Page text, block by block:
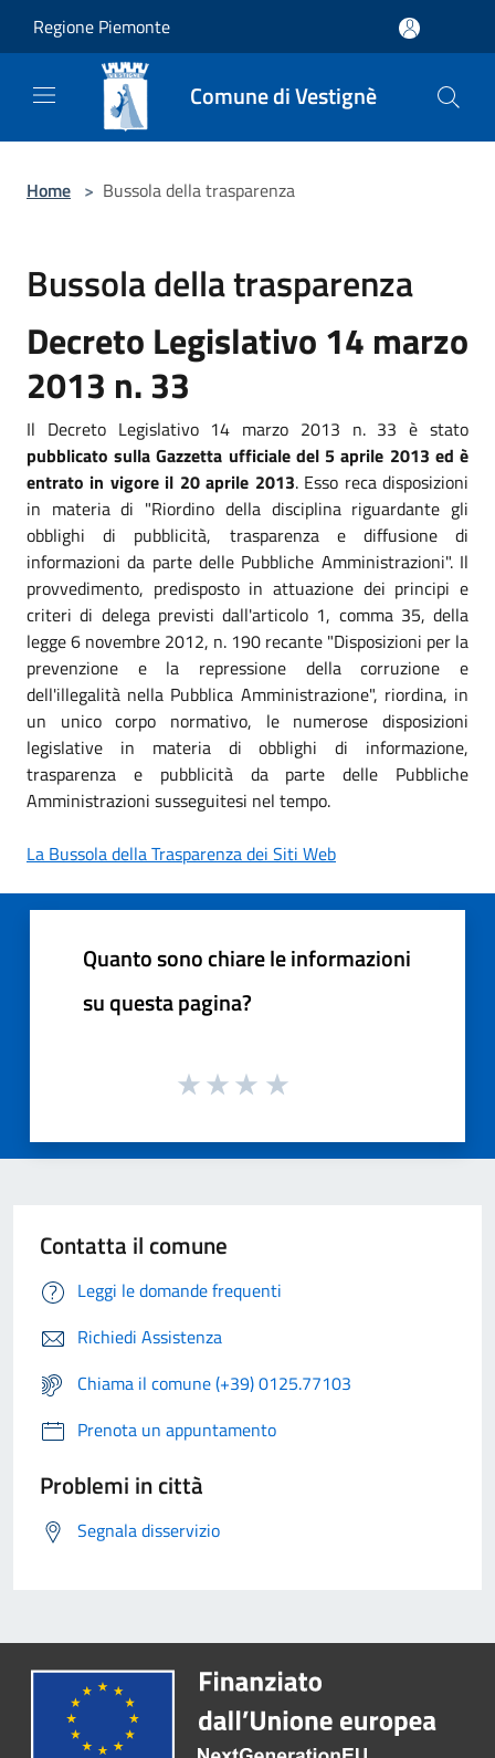
Regione Piemonte
Comune di Vestignè
Home > Bussola della trasparenza
Bussola della trasparenza
Decreto Legislativo 14 marzo
2013 n. 33
Il Decreto Legislativo 14 marzo 2013 n. 33 è stato
pubblicato sulla Gazzetta ufficiale del 5 aprile 2013 ed è
entrato in vigore il 20 aprile 2013. Esso reca disposizioni
in materia di "Riordino della disciplina riguardante gli
obblighi di pubblicità, trasparenza e diffusione di
informazioni da parte delle Pubbliche Amministrazioni". Il
provvedimento, predisposto in attuazione dei principi e
criteri di delega previsti dall'articolo 1, comma 35, della
legge 6 novembre 2012, n. 190 recante "Disposizioni per la
prevenzione e la repressione della corruzione e
dell'illegalità nella Pubblica Amministrazione", riordina, in
un unico corpo normativo, le numerose disposizioni
legislative in materia di obblighi di informazione,
trasparenza e pubblicità da parte delle Pubbliche
Amministrazioni susseguitesi nel tempo.
La Bussola della Trasparenza dei Siti Web
Quanto sono chiare le informazioni
su questa pagina?
Contatta il comune
Leggi le domande frequenti
Richiedi Assistenza
Chiama il comune (+39) 0125.77103
Prenota un appuntamento
Problemi in città
Segnala disservizio